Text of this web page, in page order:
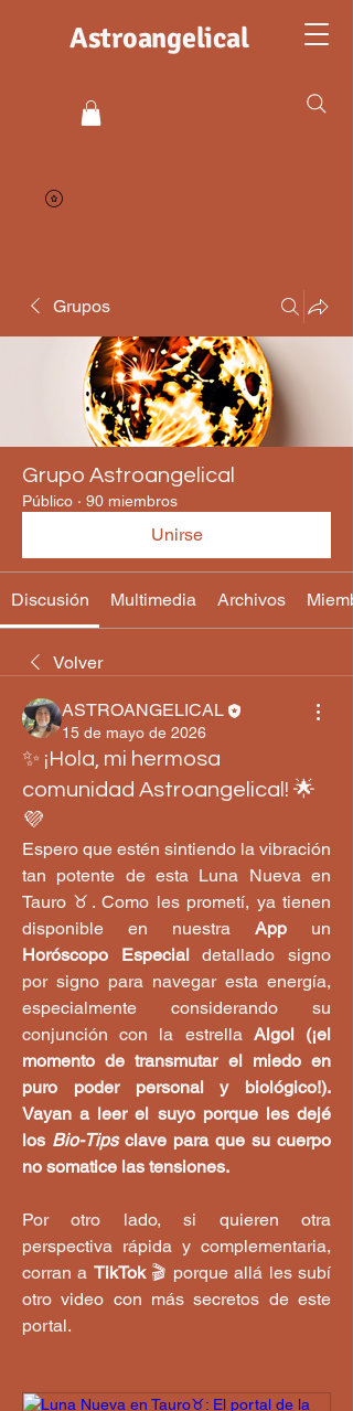
Astroangelical
Grupos
Grupo Astroangelical
Público · 90 miembros
Unirse
Discusión Multimedia Archivos
Volver
ASTROANGELICAL
15 de mayo de 2026
✨ ¡Hola, mi hermosa
comunidad Astroangelical! 🌟
💜
Espero que estén sintiendo la vibración
tan potente de esta Luna Nueva en
Tauro ♉️. Como les prometí, ya tienen
disponible en nuestra App
Horóscopo Especial detallado signo
por signo para navegar esta energía,
especialmente considerando su
conjunción con la estrella Algol (¡el
momento de transmutar el miedo en
puro poder personal y biológico!).
Vayan a leer el suyo porque les dejé
los Bio-Tips clave para que su cuerpo
no somatice las tensiones.
Por otro lado, si quieren otra
perspectiva rápida y complementaria,
corran a TikTok 🎬 porque allá les subí
otro video con más secretos de este
portal.